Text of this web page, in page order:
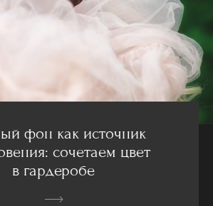
фон как источник
сочетаем цвет
в гардеробе